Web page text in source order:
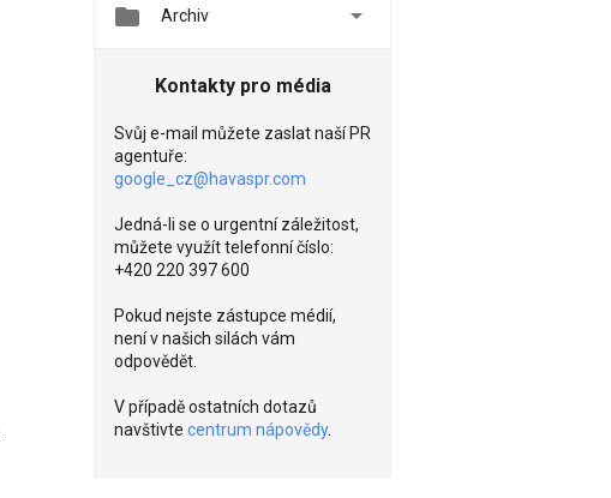
 Archiv 
Kontakty pro média
Svůj e-mail můžete zaslat naší PR
agentuře:
google_cz@havaspr.com
Jedná-li se o urgentní záležitost,
můžete využít telefonní číslo:
+420 220 397 600
Pokud nejste zástupce médií,
není v našich silách vám
odpovědět.
V případě ostatních dotazů
navštivte centrum nápovědy.